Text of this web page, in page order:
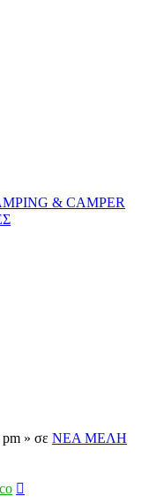
& CAMPER
» σε ΝΕΑ ΜΕΛΗ